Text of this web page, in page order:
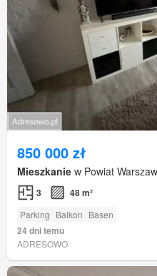
850 000 zł
Mieszkanie w Powiat
3 48 m²
Parking Balkon Basen
24 dni temu
ADRESOWO